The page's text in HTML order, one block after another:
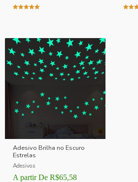
Adesivo Brilha no Escuro
Estrelas
Adesivos
A partir De R$65,58